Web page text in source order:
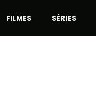
FILMES SÉRIES